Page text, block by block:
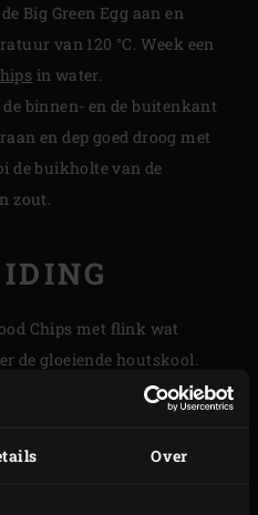
Over
Big Green Egg aan en
van 120 °C. Week een
in water.
binnen- en de buitenkant
en dep goed droog met
de buikholte van de
zout.
Chips met flink wat
de gloeiende houtskool.
en leg hier de
°C. Laat de forel 15-20